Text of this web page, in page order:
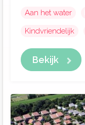
Aan het water
Kindvriendelijk
Bekijk